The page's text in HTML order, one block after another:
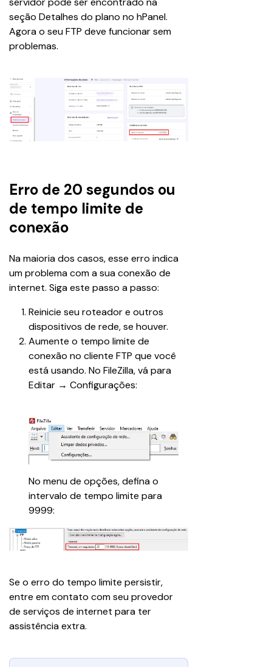
seção Detalhes do plano no hPanel.
Agora o seu FTP deve funcionar sem
problemas.
Erro de 20 segundos ou
de tempo limite de
conexão
Na maioria dos casos, esse erro indica
um problema com a sua conexão de
internet. Siga este passo a passo:
Reinicie seu roteador e outros
dispositivos de rede, se houver.
Aumente o tempo limite de
conexão no cliente FTP que você
está usando. No FileZilla, vá para
Editar → Configurações:
​No menu de opções, defina o
intervalo de tempo limite para
9999:
Se o erro do tempo limite persistir,
entre em contato com seu provedor
de serviços de internet para ter
assistência extra.